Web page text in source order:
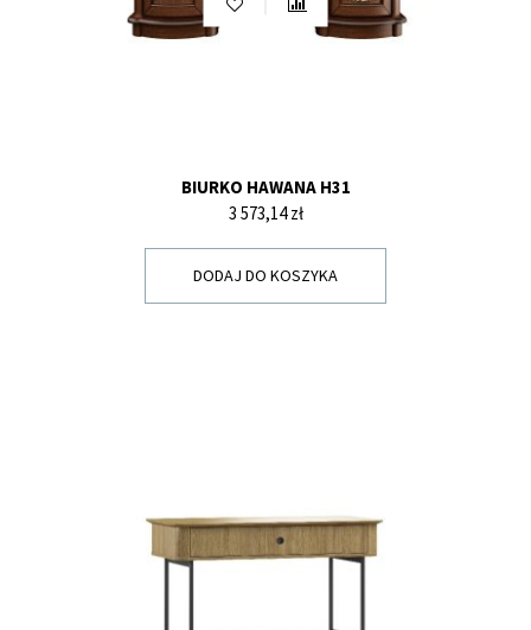
BIURKO HAWANA H31
Cena
3 573,14 zł
DODAJ DO KOSZYKA